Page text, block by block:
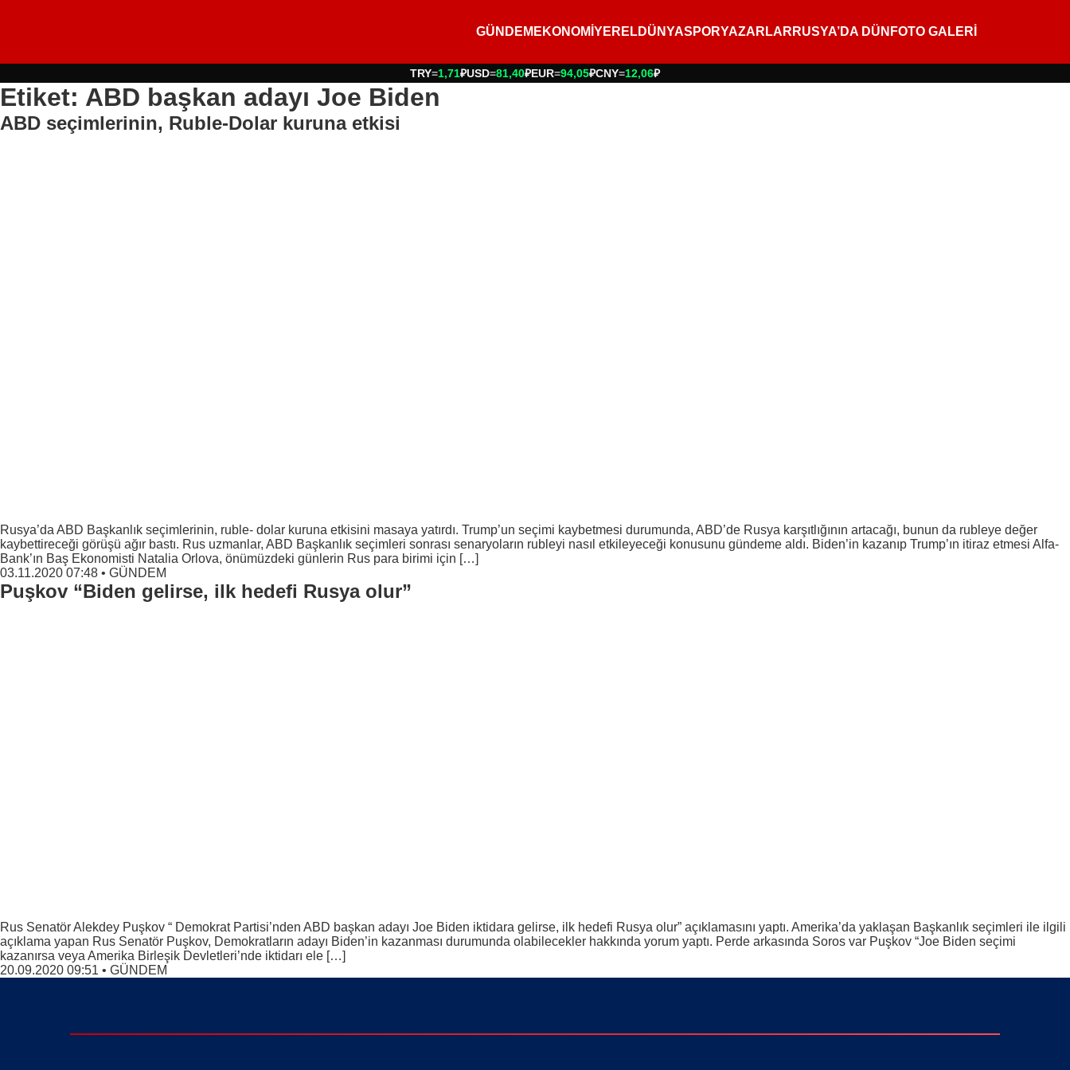
GÜNDEM EKONOMİ YERELDÜNYASPORYAZARLAR RUSYA’DA DÜN FOTO GALERİ
TRY=1,71₽USD=81,40₽EUR=94,05₽CNY=12,06₽
Etiket: ABD başkan adayı Joe Biden
ABD seçimlerinin, Ruble-Dolar kuruna etkisi
Rusya’da ABD Başkanlık seçimlerinin, ruble- dolar kuruna etkisini masaya yatırdı. Trump’un seçimi kaybetmesi durumunda, ABD’de Rusya karşıtlığının artacağı, bunun da rubleye değer
kaybettireceği görüşü ağır bastı. Rus uzmanlar, ABD Başkanlık seçimleri sonrası senaryoların rubleyi nasıl etkileyeceği konusunu gündeme aldı. Biden’in kazanıp Trump’ın itiraz etmesi Alfa-
Bank’ın Baş Ekonomisti Natalia Orlova, önümüzdeki günlerin Rus para birimi için […]
03.11.2020 07:48 • GÜNDEM
Puşkov “Biden gelirse, ilk hedefi Rusya olur”
Rus Senatör Alekdey Puşkov “ Demokrat Partisi’nden ABD başkan adayı Joe Biden iktidara gelirse, ilk hedefi Rusya olur” açıklamasını yaptı. Amerika’da yaklaşan Başkanlık seçimleri ile ilgili
açıklama yapan Rus Senatör Puşkov, Demokratların adayı Biden’in kazanması durumunda olabilecekler hakkında yorum yaptı. Perde arkasında Soros var Puşkov “Joe Biden seçimi
kazanırsa veya Amerika Birleşik Devletleri’nde iktidarı ele […]
20.09.2020 09:51 • GÜNDEM